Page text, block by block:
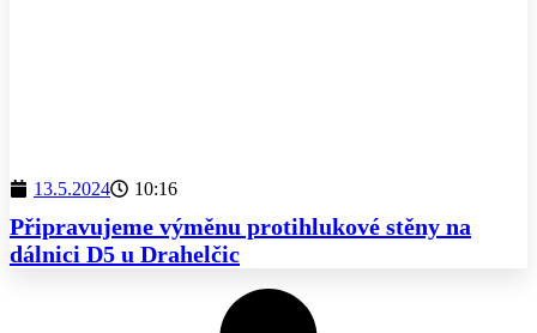
13.5.2024 10:16
Připravujeme výměnu protihlukové stěny na
dálnici D5 u Drahelčic